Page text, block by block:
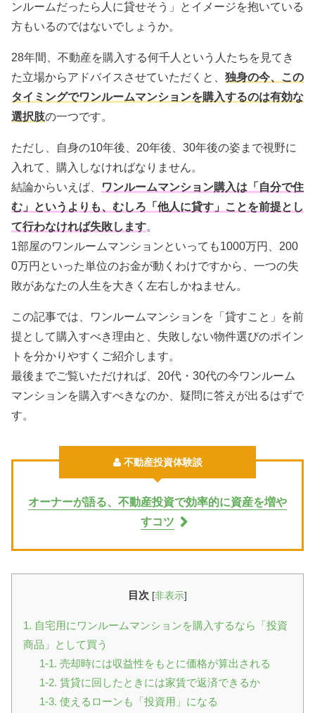
ンルームだったら人に貸せそう」とイメージを抱いている
方もいるのではないでしょうか。
28年間、不動産を購入する何千人という人たちを見てき
た立場からアドバイスさせていただくと、 独身の今、この
タイミングでワンルームマンションを購入するのは有効な
選択肢の一つです。
ただし、自身の10年後、20年後、30年後の姿まで視野に
入れて、購入しなければなりません。
結論からいえば、
ワンルームマンション購入は「自分で住
む」というよりも、むしろ「他人に貸す」ことを前提とし
て行わなければ失敗します。
1部屋のワンルームマンションといっても1000万円、200
0万円といった単位のお金が動くわけですから、一つの失
敗があなたの人生を大きく左右しかねません。
この記事では、ワンルームマンションを「貸すこと」を前
提として購入すべき理由と、失敗しない物件選びのポイン
トを分かりやすくご紹介します。
最後までご覧いただければ、20代・30代の今ワンルーム
マンションを購入すべきなのか、疑問に答えが出るはずで
す。
不動産投資体験談
オーナーが語る、不動産投資で効率的に資産を増や
すコツ
目次 [非表示]
1. 自宅用にワンルームマンションを購入するなら「投資
商品」として買う
1-1. 売却時には収益性をもとに価格が算出される
1-2. 賃貸に回したときには家賃で返済できるか
1-3. 使えるローンも「投資用」になる